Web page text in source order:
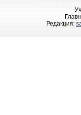
Редакция: